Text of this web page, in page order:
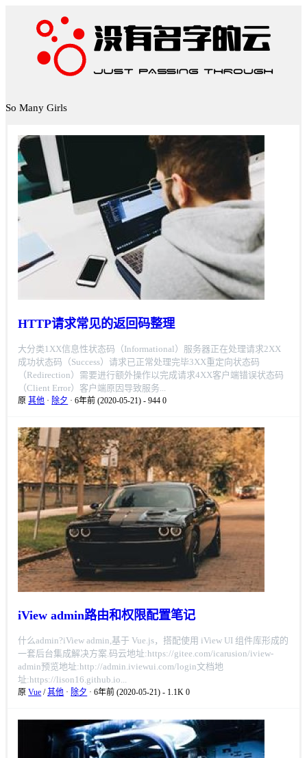
HTTP请求常见的返回码整理
大分类1XX信息性状态码（Informational）服务器正在处理请求2XX
成功状态码（Success）请求已正常处理完毕3XX重定向状态码
（Redirection）需要进行额外操作以完成请求4XX客户端错误状态码
（Client Error）客户端原因导致服务...
原 其他 · 除夕 · 6年前 (2020-05-21)-9440
iView admin路由和权限配置笔记
什么admin?iView admin,基于 Vue.js，搭配使用 iView UI 组件库形成的
一套后台集成解决方案.码云地址:https://gitee.com/icarusion/iview-
admin预览地址:http://admin.iviewui.com/login文档地
址:https://lison16.github.io...
原 Vue /其他 · 除夕 · 6年前 (2020-05-21)- 1.1K0